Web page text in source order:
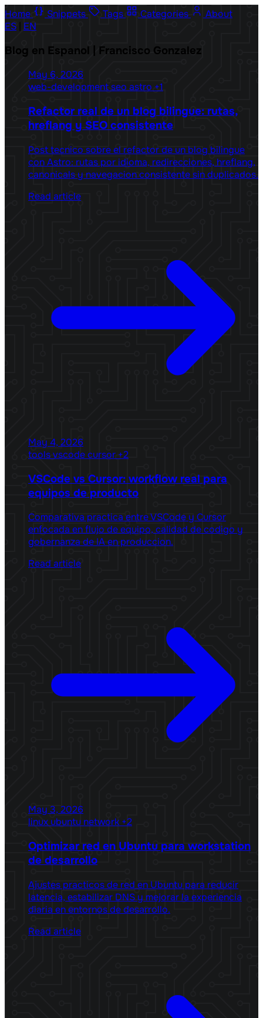
Home Snippets Tags Categories
About
ES
EN
Blog en Espanol | Francisco Gonzalez
May 6, 2026
web-developmentseo astro +1
Refactor real de un blog bilingue: rutas,
hreflang y SEO consistente
Post tecnico sobre el refactor de un blog bilingue
con Astro: rutas por idioma, redirecciones, hreflang,
canonicals y navegacion consistente sin duplicados.
Read article
May 4, 2026
toolsvscodecursor +2
VSCode vs Cursor: workflow real para
equipos de producto
Comparativa practica entre VSCode y Cursor
enfocada en flujo de equipo, calidad de codigo y
gobernanza de IA en produccion.
Read article
May 3, 2026
linux ubuntu network +2
Optimizar red en Ubuntu para workstation
de desarrollo
Ajustes practicos de red en Ubuntu para reducir
latencia, estabilizar DNS y mejorar la experiencia
diaria en entornos de desarrollo.
Read article